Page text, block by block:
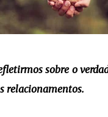
sobre o
relacionamentos.